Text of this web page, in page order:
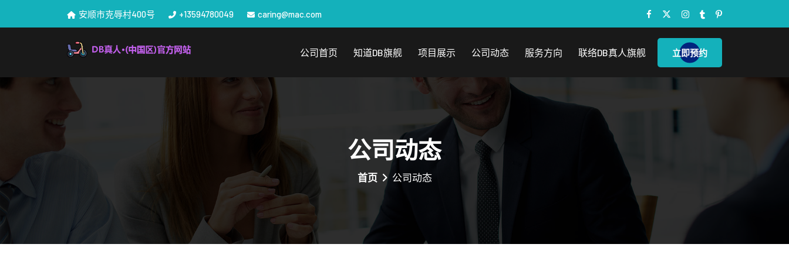
安顺市克辱村400号 +13594780049 caring@mac.com
公司首页 知道DB旗舰 项目展示 公司动态 服务方向 联络DB真人旗舰 立即预约
公司动态
首页 公司动态